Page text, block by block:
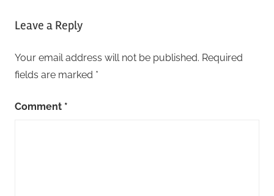
Leave a Reply
Your email address will not be published. Required
fields are marked *
Comment *